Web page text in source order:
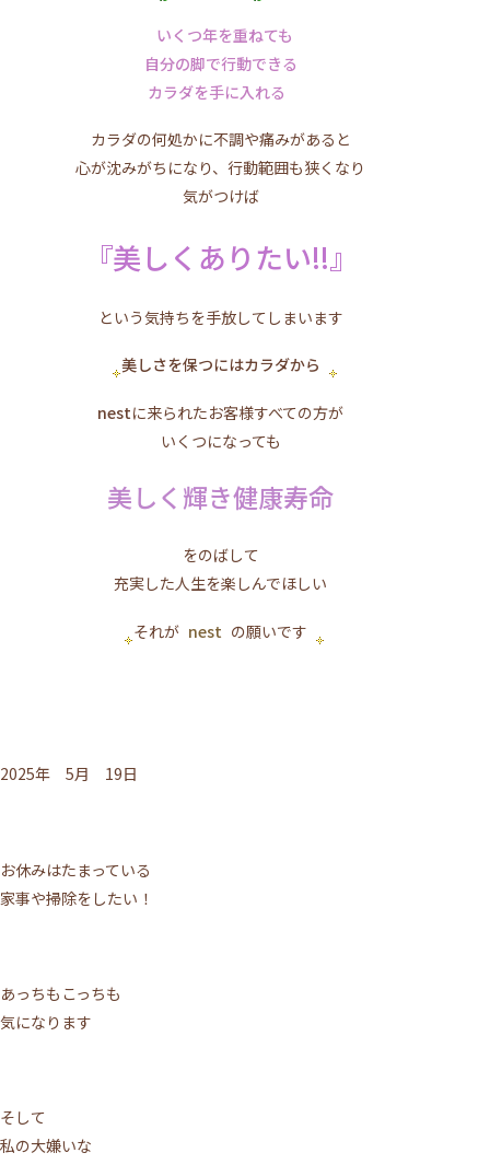
いくつ年を重ねても
自分の脚で行動できる
カラダを手に入れる
カラダの何処かに不調や痛みがあると
心が沈みがちになり、行動範囲も狭くなり
気がつけば
『美しくありたい!!』
という気持ちを手放してしまいます
美しさを保つにはカラダから
nestに来られたお客様すべての方が
いくつになっても
美しく輝き健康寿命
をのばして
充実した人生を楽しんでほしい
それが nest の願いです
2025年 5月 19日
お休みはたまっている
家事や掃除をしたい！
あっちもこっちも
気になります
そして
私の大嫌いな